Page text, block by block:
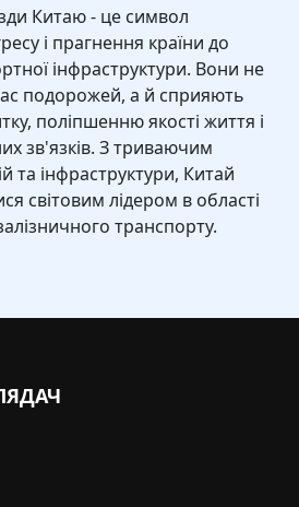
Китаю - це символ
і прагнення країни до
інфраструктури. Вони не
подорожей, а й сприяють
поліпшенню якості життя і
зв'язків. З триваючим
та інфраструктури, Китай
світовим лідером в області
транспорту.